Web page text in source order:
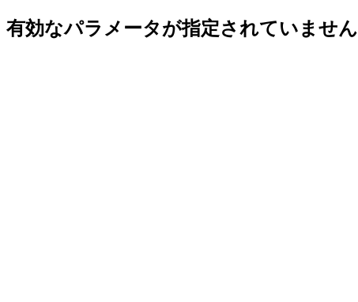
有効なパラメータが指定されていません